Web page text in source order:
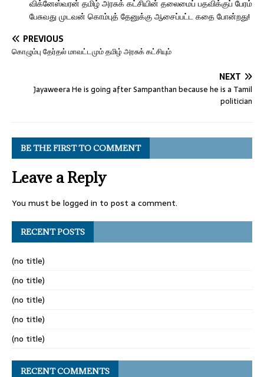
விக்னேஸ்வரன் தமிழ் அரசுக் கட்சியின் தலைமைப் பதவிக்குப் பேரம்
பேசுவது முடவன் கொம்புத் தேனுக்கு ஆசைப்பட்ட கதை போன்றது!
PREVIOUS
கொழும்பு தேர்தல் மாவட்டமும் தமிழ் அரசுக் கட்சியும்
NEXT
Jayaweera He is going after Sampanthan because he is a Tamil
politician
BE THE FIRST TO COMMENT
Leave a Reply
You must be logged in to post a comment.
RECENT POSTS
(no title)
(no title)
(no title)
(no title)
(no title)
RECENT COMMENTS